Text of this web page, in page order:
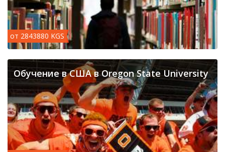
от 2843880 KGS
Обучение в США в Oregon State University